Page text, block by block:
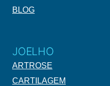
BLOG
JOELHO
ARTROSE
CARTILAGEM